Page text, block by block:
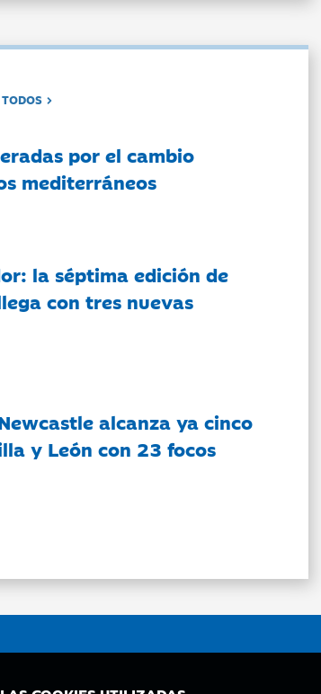
por el cambio
mediterráneos
la séptima edición de
con tres nuevas
alcanza ya cinco
y León con 23 focos